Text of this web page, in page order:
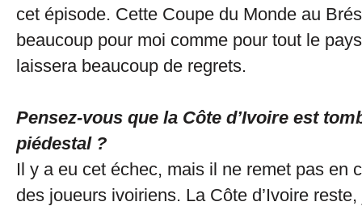
cet épisode. Cette Coupe du Monde au
beaucoup pour moi comme pour tout le
laissera beaucoup de regrets.
Pensez-vous que la Côte d’Ivoire est
piédestal ?
Il y a eu cet échec, mais il ne remet pas en
des joueurs ivoiriens. La Côte d’Ivoire